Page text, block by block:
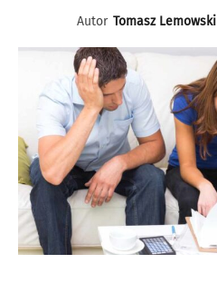
Autor Tomasz Lemowski